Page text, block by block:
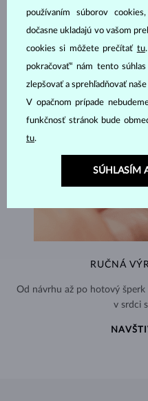
RUČNÁ
Od návrhu až po hotový
v srdci
používaním súborov
dočasne ukladajú vo vašom
cookies si môžete prečítať tu
pokračovať“ nám tento
zlepšovať a sprehľadňovať
V opačnom prípade
funkčnosť stránok bude
tu.
SÚHLASÍM